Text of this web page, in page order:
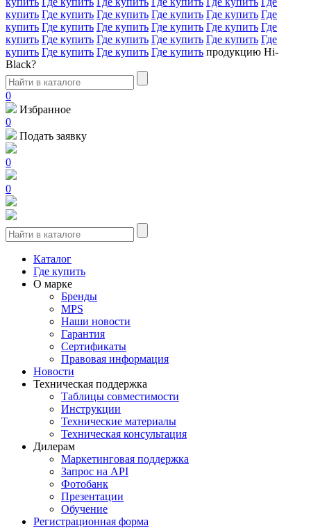
купить Где купить Где купить Где купить Где купить Где
купить Где купить Где купить Где купить Где купить Где
купить Где купить Где купить Где купить Где купить Где
купить Где купить Где купить Где купить продукцию Hi-
Black?
0
Избранное
0
Подать заявку
0
0
Каталог
Где купить
О марке
Бренды
MPS
Наши новости
Гарантия
Сертификаты
Правовая информация
Новости
Техническая поддержка
Таблицы совместимости
Инструкции
Технические материалы
Техническая консультация
Дилерам
Маркетинговая поддержка
Запрос на API
Фотобанк
Презентации
Обучение
Регистрационная форма